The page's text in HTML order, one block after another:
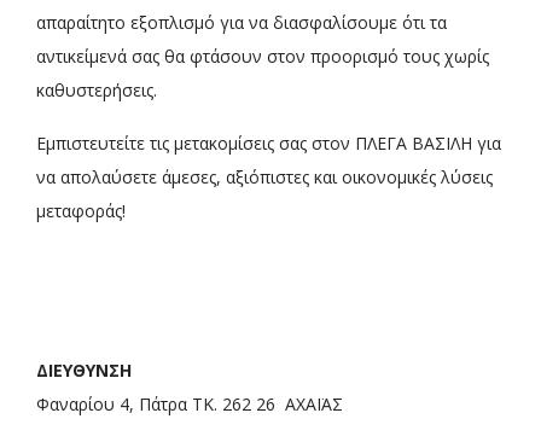
απαραίτητο εξοπλισμό για να διασφαλίσουμε ότι τα
αντικείμενά σας θα φτάσουν στον προορισμό τους χωρίς
καθυστερήσεις.
Εμπιστευτείτε τις μετακομίσεις σας στον ΠΛΕΓΑ ΒΑΣΙΛΗ για
να απολαύσετε άμεσες, αξιόπιστες και οικονομικές λύσεις
μεταφοράς!
ΔΙΕΥΘΥΝΣΗ
Φαναρίου 4, Πάτρα ΤΚ. 262 26 ΑΧΑΪΑΣ